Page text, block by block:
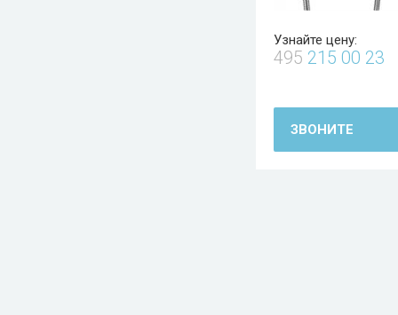
Узнайте цену:
495 215 00 23
ЗВОНИТЕ